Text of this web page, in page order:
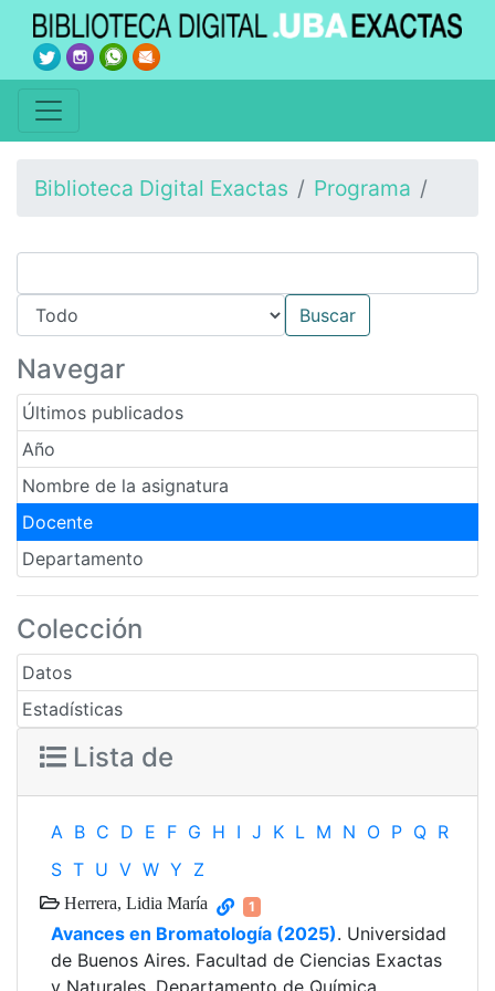
Biblioteca Digital Exactas Programa
Navegar
Últimos publicados
Año
Nombre de la asignatura
Docente
Departamento
Colección
Datos
Estadísticas
Lista de
A B C D E F G H I J K L M N O P Q R
S T U V W Y Z
Herrera, Lidia María 1
Avances en Bromatología (2025). Universidad
de Buenos Aires. Facultad de Ciencias Exactas